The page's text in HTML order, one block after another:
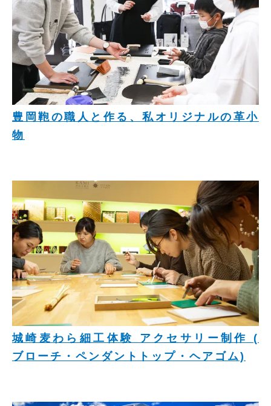
豊岡鞄の職人と作る、私オリジナルの革小
物
城崎麦わら細工体験 アクセサリー制作 (
ブローチ・ペンダントトップ・ヘアゴム)